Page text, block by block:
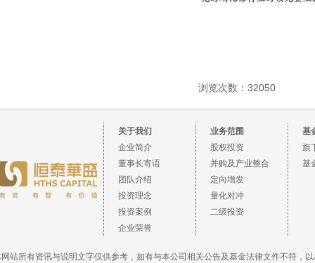
浏览次数：32050
关于我们
企业简介
董事长寄语
团队介绍
投资理念
投资案例
企业荣誉
业务范围
股权投资
并购及产业整合
定向增发
量化对冲
二级投资
基
旗
基
站所有资讯与说明文字仅供参考，如有与本公司相关公告及基金法律文件不符，